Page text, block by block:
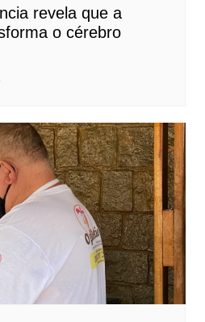
revela que a
o cérebro